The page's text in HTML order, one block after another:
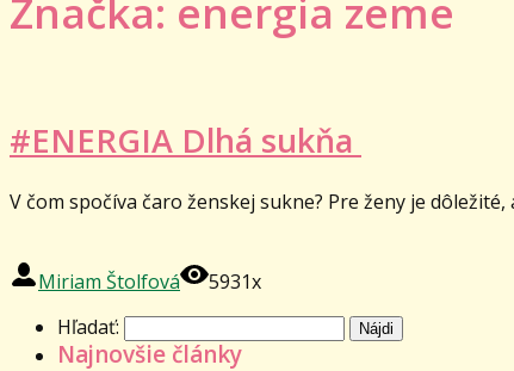
Značka: energia zeme
#ENERGIA Dlhá sukňa
V čom spočíva čaro ženskej sukne? Pre ženy je
Miriam Štolfová
5931x
Hľadať:
Najnovšie články